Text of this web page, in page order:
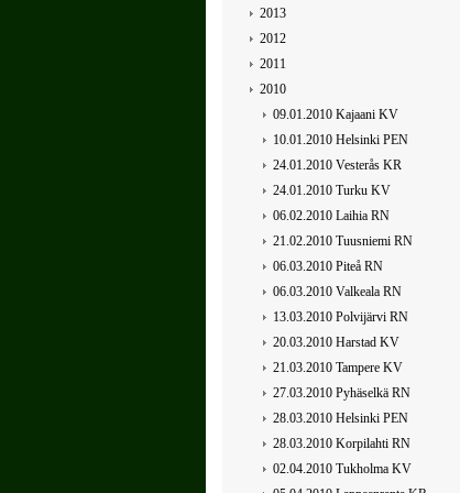
2013
2012
2011
2010
09.01.2010 Kajaani KV
10.01.2010 Helsinki PEN
24.01.2010 Vesterås KR
24.01.2010 Turku KV
06.02.2010 Laihia RN
21.02.2010 Tuusniemi RN
06.03.2010 Piteå RN
06.03.2010 Valkeala RN
13.03.2010 Polvijärvi RN
20.03.2010 Harstad KV
21.03.2010 Tampere KV
27.03.2010 Pyhäselkä RN
28.03.2010 Helsinki PEN
28.03.2010 Korpilahti RN
02.04.2010 Tukholma KV